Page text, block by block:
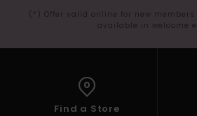
(*) Offer valid online for new
available in welcome
Find a Store